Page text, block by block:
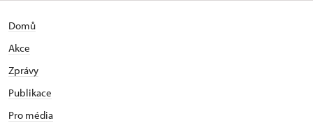
Domů
Akce
Zprávy
Publikace
Pro média